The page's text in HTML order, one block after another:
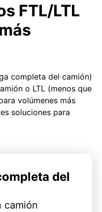
FTL/LTL
completa del camión)
o LTL (menos que
volúmenes más
soluciones para
del
camión